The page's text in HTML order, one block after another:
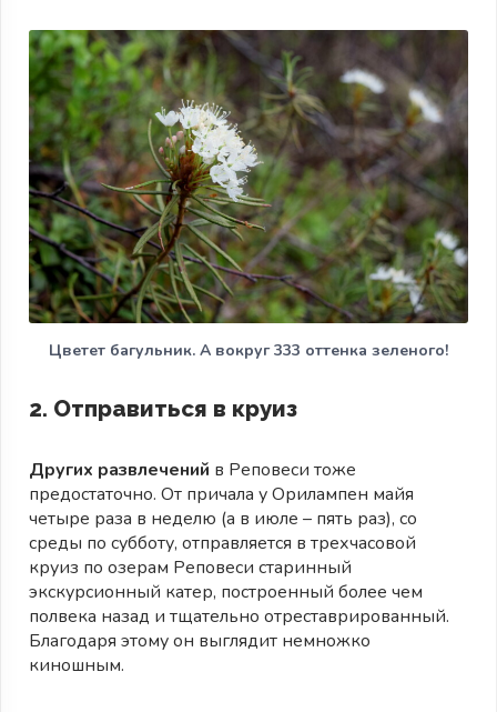
Цветет багульник. А вокруг 333 оттенка зеленого!
2. Отправиться в круиз
Других развлечений в Реповеси тоже
предостаточно. От причала у Орилампен майя
четыре раза в неделю (а в июле – пять раз), со
среды по субботу, отправляется в трехчасовой
круиз по озерам Реповеси старинный
экскурсионный катер, построенный более чем
полвека назад и тщательно отреставрированный.
Благодаря этому он выглядит немножко
киношным.